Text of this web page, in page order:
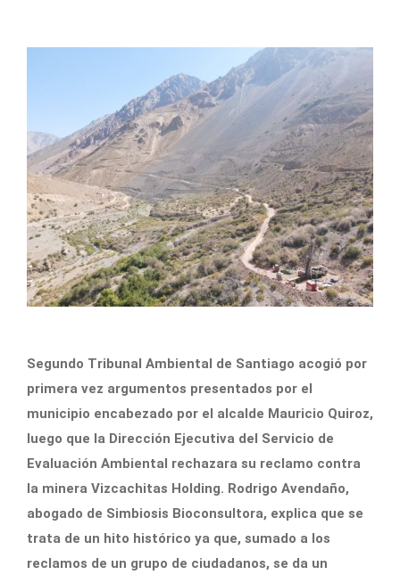
Segundo Tribunal Ambiental de Santiago acogió por
primera vez argumentos presentados por el
municipio encabezado por el alcalde Mauricio Quiroz,
luego que la Dirección Ejecutiva del Servicio de
Evaluación Ambiental rechazara su reclamo contra
la minera Vizcachitas Holding. Rodrigo Avendaño,
abogado de Simbiosis Bioconsultora, explica que se
trata de un hito histórico ya que, sumado a los
reclamos de un grupo de ciudadanos, se da un